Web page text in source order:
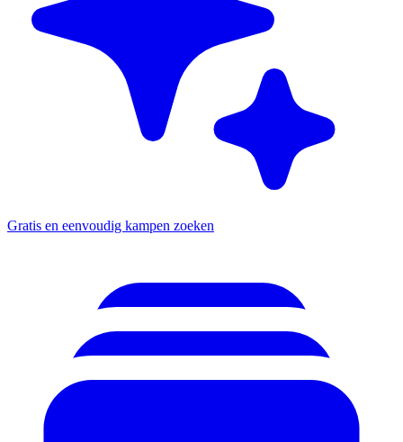
Gratis en eenvoudig kampen zoeken